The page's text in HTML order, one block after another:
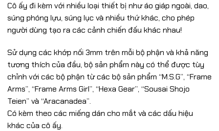
Cô ấy đi kèm với nhiều loại thiết bị như áo giáp ngoài, dao,
súng phóng lựu, súng lục và nhiều thứ khác, cho phép
người dùng tạo ra các cảnh chiến đấu khác nhau!
Sử dụng các khớp nối 3mm trên mỗi bộ phận và khả năng
tương thích của đầu, bộ sản phẩm này có thể được tùy
chỉnh với các bộ phận từ các bộ sản phẩm “M.S.G”, “Frame
Arms”, “Frame Arms Girl”, “Hexa Gear”, “Sousai Shojo
Teien” và “Aracanadea”.
Có kèm theo các miếng dán cho mắt và các dấu hiệu
khác của cô ấy.